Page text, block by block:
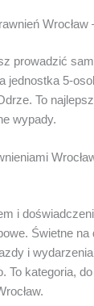
prowadzić
jednostka 5-
To
wypady.
i
Świetne na
i
To kategoria,